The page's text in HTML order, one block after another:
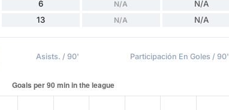
6 N/A N/A
13 N/A N/A
Asists. / 90' Participación En Goles / 90'